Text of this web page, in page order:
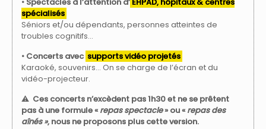
• Spectacles à l’attention d’ EHPAD, hôpitaux & centres
spécialisés
Séniors et/ou dépendants, personnes atteintes de
troubles cognitifs…
• Concerts avec supports vidéo projetés
Karaoké, souvenirs… On se charge de l’écran et du
vidéo-projecteur.
⚠️ Ces concerts n’excèdent pas 1h30 et ne se prêtent
pas à une formule «repas spectacle» ou «repas des
aînés », nous ne proposons plus cette version.